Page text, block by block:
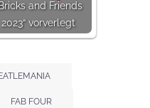
and Friends
2023“ vorverlegt
FAB FOUR